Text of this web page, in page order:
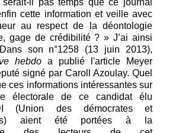
cette information et veille avec
au respect de la déontologie
gage de crédibilité ? » J’ai ainsi
son n°1258 (13 juin 2013),
hebdo a publié l'article Meyer
signé par Caroll Azoulay. Quel
ces informations intéressantes sur
électorale de ce candidat élu
(Union des démocrates et
aient été portées à la